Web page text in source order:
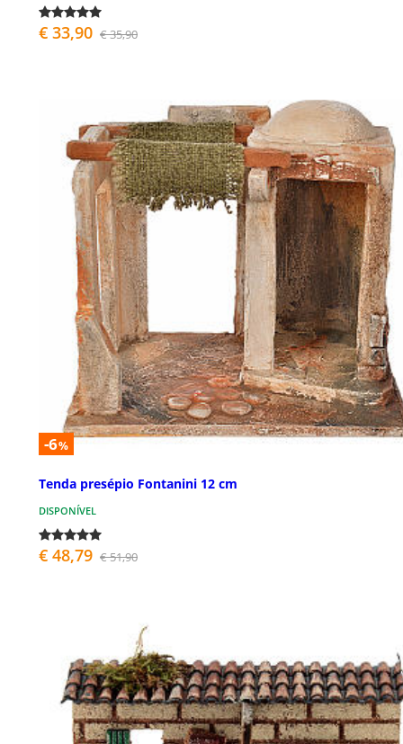
€ 33,90 € 35,90
-6%
Tenda presépio Fontanini 12 cm
DISPONÍVEL
€ 48,79 € 51,90